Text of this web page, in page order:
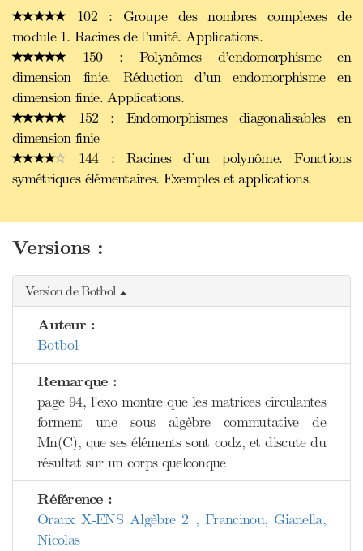
102 : Groupe des nombres complexes de
module 1. Racines de l’unité. Applications.
150 : Polynômes d’endomorphisme en
dimension finie. Réduction d’un endomorphisme en
dimension finie. Applications.
152 : Endomorphismes diagonalisables en
dimension finie
144 : Racines d’un polynôme. Fonctions
symétriques élémentaires. Exemples et applications.
Versions :
Version de Botbol
Auteur :
Botbol
Remarque :
page 94, l'exo montre que les matrices circulantes
forment une sous algèbre commutative de
Mn(C), que ses éléments sont codz, et discute du
résultat sur un corps quelconque
Référence :
Oraux X-ENS Algèbre 2 , Francinou, Gianella,
Nicolas